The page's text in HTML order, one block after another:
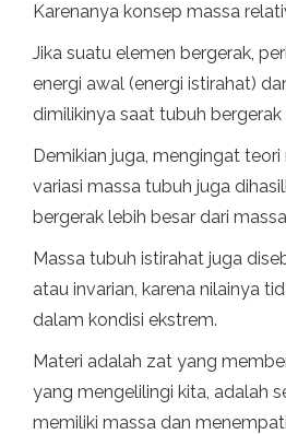
Karenanya konsep massa
Jika suatu elemen bergerak,
energi awal (energi istirahat)
dimilikinya saat tubuh bergerak
Demikian juga, mengingat teori
variasi massa tubuh juga
bergerak lebih besar dari
Massa tubuh istirahat juga
atau invarian, karena nilainya
dalam kondisi ekstrem.
Materi adalah zat yang
yang mengelilingi kita, adalah
memiliki massa dan